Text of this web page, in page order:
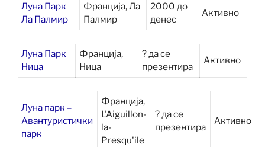
Луна Парк
Ла Палмир
Франција, Ла
Палмир
2000 до
денес
Активно
Луна Парк
Ница
Франција,
Ница
? да се
презентира
Активно
Луна парк –
Авантуристички
парк
Франција,
L'Aiguillon-
la-
Presqu'ile
? да се
презентира
Активно